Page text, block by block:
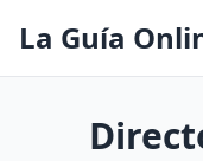
La Guía